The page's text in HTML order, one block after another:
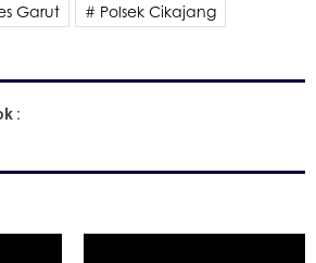
Garut
# Polsek Cikajang
: